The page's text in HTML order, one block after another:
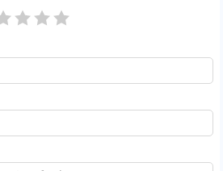
đại âm thanh, giúp thông tin truyền đạt
ràng hơn.
5 sao
4 sao
3 sao
sao